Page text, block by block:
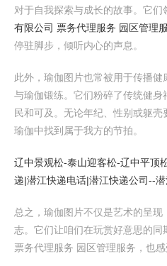
对于自我探索与成长的故事。它们
有限公司 票务代理服务 园区管理
停驻脚步，倾听内心的声息。
此外，瑜伽图片也常被用于传播
与瑜伽锻练。它们粉碎了传统健
民和可及。无论年纪、性别或躯
瑜伽中找到属于我方的节拍。
辽中景观松-泰山迎客松-辽中平顶
递|潜江快递电话|潜江快递公司--潜
总之，瑜伽图片不仅是艺术的呈
志。它们让咱们在玩赏好意思的同
票务代理服务 园区管理服务，也感